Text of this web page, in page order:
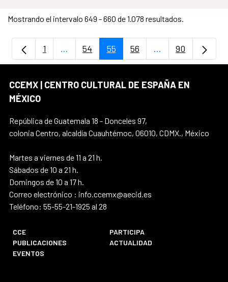
Mostrando el intervalo 649 - 660 de 1.078 resultados.
Página
1 ...Páginas intermedias Use TAB para
Página
54 Página
55 Página
56 ...PáginasPágina
90
CCEMX | CENTRO CULTURAL DE ESPAÑA EN
MÉXICO
República de Guatemala 18 - Donceles 97,
colonia Centro, alcaldía Cuauhtémoc, 06010, CDMX., México
Martes a viernes de 11 a 21 h.
Sábados de 10 a 21 h.
Domingos de 10 a 17 h.
Correo electrónico : info.ccemx@aecid.es
Teléfono: 55-55-21-1925 al 28
CCE
PARTICIPA
PUBLICACIONES
ACTUALIDAD
EVENTOS